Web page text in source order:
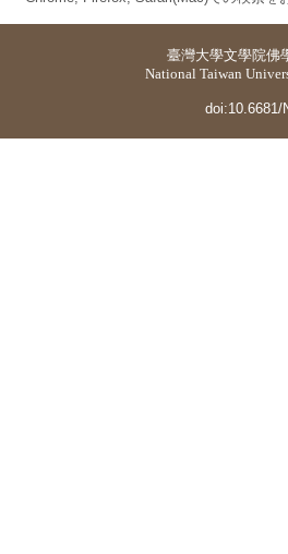
臺灣大學文學院佛
National Taiwan
doi:10.6681/